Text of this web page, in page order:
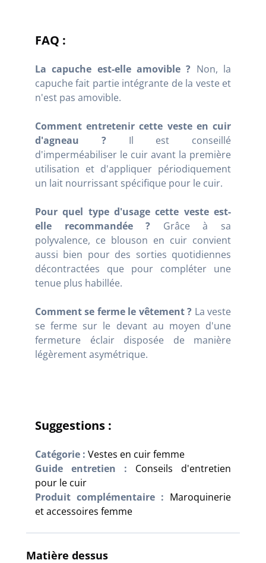
FAQ :
La capuche est-elle amovible ? Non, la
capuche fait partie intégrante de la veste et
n'est pas amovible.
Comment entretenir cette veste en cuir
d'agneau ?Il est conseillé
d'imperméabiliser le cuir avant la première
utilisation et d'appliquer périodiquement
un lait nourrissant spécifique pour le cuir.
Pour quel type d'usage cette veste est-
elle recommandée ? Grâce à sa
polyvalence, ce blouson en cuir convient
aussi bien pour des sorties quotidiennes
décontractées que pour compléter une
tenue plus habillée.
Comment se ferme le vêtement ? La veste
se ferme sur le devant au moyen d'une
fermeture éclair disposée de manière
légèrement asymétrique.
Suggestions :
Catégorie : Vestes en cuir femme
Guide entretien :
Conseils d'entretien
pour le cuir
Produit complémentaire : Maroquinerie
et accessoires femme
Matière dessus